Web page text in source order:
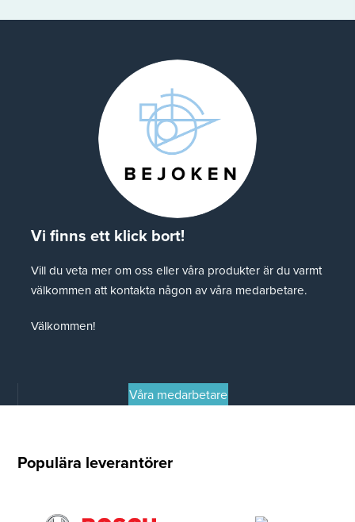
Vi finns ett klick bort!
Vill du veta mer om oss eller våra produkter är du varmt
välkommen att kontakta någon av våra medarbetare.
Välkommen!
Våra medarbetare
Populära leverantörer